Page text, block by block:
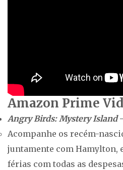
Amazon Prime
Angry Birds: Mystery Island
Acompanhe os recém-
juntamente com Hamylton,
férias com todas as